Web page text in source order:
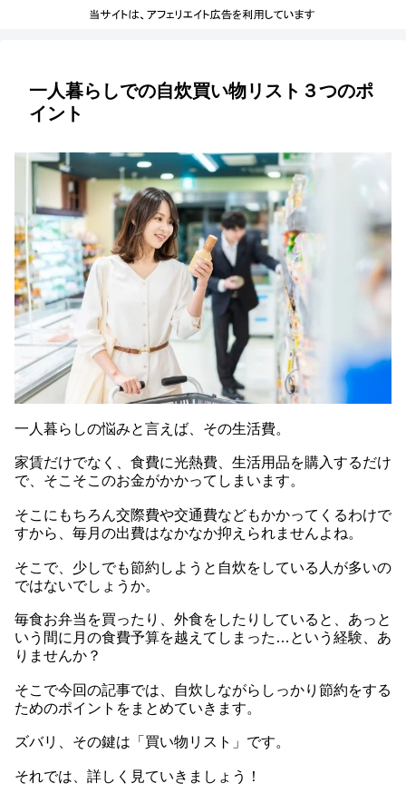
一人暮らしでの自炊買い物リスト３つのポ
イント
一人暮らしの悩みと言えば、その生活費。
家賃だけでなく、食費に光熱費、生活用品を購入するだけ
で、そこそこのお金がかかってしまいます。
そこにもちろん交際費や交通費などもかかってくるわけで
すから、毎月の出費はなかなか抑えられませんよね。
そこで、少しでも節約しようと自炊をしている人が多いの
ではないでしょうか。
毎食お弁当を買ったり、外食をしたりしていると、あっと
いう間に月の食費予算を越えてしまった…という経験、あ
りませんか？
そこで今回の記事では、自炊しながらしっかり節約をする
ためのポイントをまとめていきます。
ズバリ、その鍵は「買い物リスト」です。
それでは、詳しく見ていきましょう！